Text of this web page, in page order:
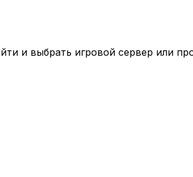
и выбрать игровой сервер или